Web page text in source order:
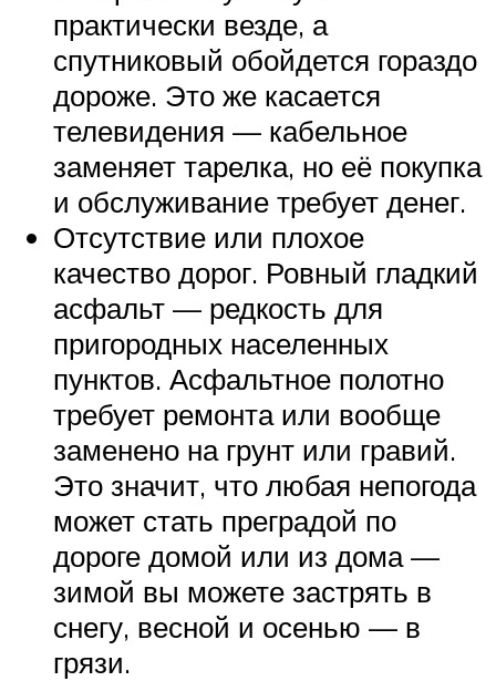
практически везде, а
спутниковый обойдется гораздо
дороже. Это же касается
телевидения — кабельное
заменяет тарелка, но её покупка
и обслуживание требует денег.
Отсутствие или плохое
качество дорог. Ровный гладкий
асфальт — редкость для
пригородных населенных
пунктов. Асфальтное полотно
требует ремонта или вообще
заменено на грунт или гравий.
Это значит, что любая непогода
может стать преградой по
дороге домой или из дома —
зимой вы можете застрять в
снегу, весной и осенью — в
грязи.